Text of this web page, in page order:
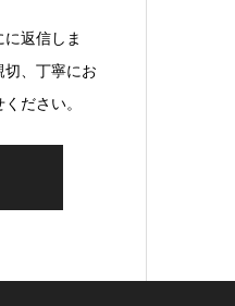
返信しま
、丁寧にお
ださい。